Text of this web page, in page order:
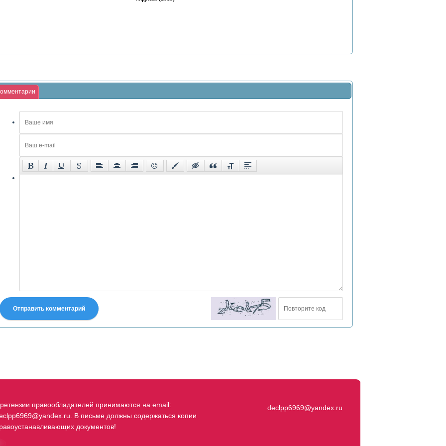
Отправить комментарий
правообладателей принимаются на email:
В письме должны содержаться копии
документов!
declpp6969@yandex.ru